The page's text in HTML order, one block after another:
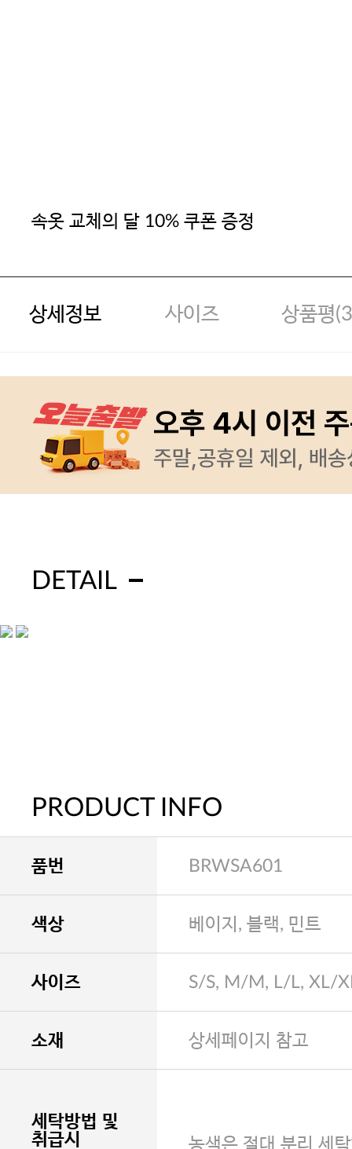
속옷 교체의 달 10% 쿠폰 증정
상세정보 사이즈 상품평(3
DETAIL
PRODUCT INFO
품번 BRWSA601
색상 베이지, 블랙, 민트
사이즈 S/S, M/M, L/L, XL/
소재 상세페이지 참고
세탁방법 및
취급시
농색은 절대 분리 세